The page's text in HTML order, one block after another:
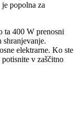
popolna za
ta 400 W prenosni
shranjevanje.
elektrarne. Ko ste
v zaščitno